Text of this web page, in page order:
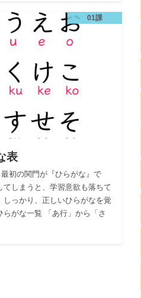
01課
表
初の関門が『ひらがな』で
てしまうと、学習意欲も落ちて
しっかり、正しいひらがなを覚
らがな一覧 「あ行」から「さ